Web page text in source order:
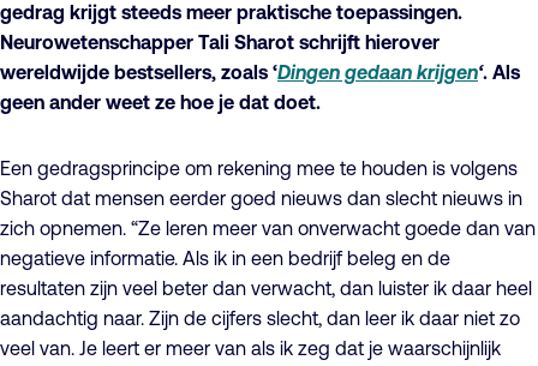
gedrag krijgt steeds meer praktische toepassingen.
Neurowetenschapper Tali Sharot schrijft hierover
wereldwijde bestsellers, zoals ‘Dingen gedaan krijgen‘. Als
geen ander weet ze hoe je dat doet.
Een gedragsprincipe om rekening mee te houden is volgens
Sharot dat mensen eerder goed nieuws dan slecht nieuws in
zich opnemen. “Ze leren meer van onverwacht goede dan van
negatieve informatie. Als ik in een bedrijf beleg en de
resultaten zijn veel beter dan verwacht, dan luister ik daar heel
aandachtig naar. Zijn de cijfers slecht, dan leer ik daar niet zo
veel van. Je leert er meer van als ik zeg dat je waarschijnlijk